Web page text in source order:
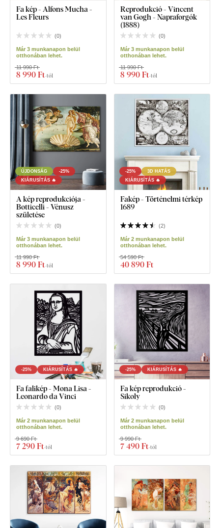
Fa kép - Alfons Mucha -
Les Fleurs
(0)
Már 3 munkanapon belül
otthonában lehet.
8 990 Ft-tól
11 990 Ft
Reprodukció - Vincent
van Gogh - Napraforgók
(1888)
(0)
Már 3 munkanapon belül
otthonában lehet.
8 990 Ft-tól
11 990 Ft
ÚJDONSÁG
-25%
KIÁRUSÍTÁS 🔥
A kép reprodukciója -
Botticelli - Vénusz
születése
(0)
Már 3 munkanapon belül
otthonában lehet.
8 990 Ft-tól
11 990 Ft
-25%
3D HATÁS
KIÁRUSÍTÁS 🔥
Fakép - Történelmi térkép
1689
(2)
Már 2 munkanapon belül
otthonában lehet.
40 890 Ft
54 590 Ft
-25% KIÁRUSÍTÁS 🔥
Fa falikép - Mona Lisa -
Leonardo da Vinci
(0)
Már 2 munkanapon belül
otthonában lehet.
7 290 Ft-tól
9 690 Ft
-25% KIÁRUSÍTÁS 🔥
Fa kép reprodukció -
Sikoly
(0)
Már 2 munkanapon belül
otthonában lehet.
7 490 Ft-tól
9 990 Ft